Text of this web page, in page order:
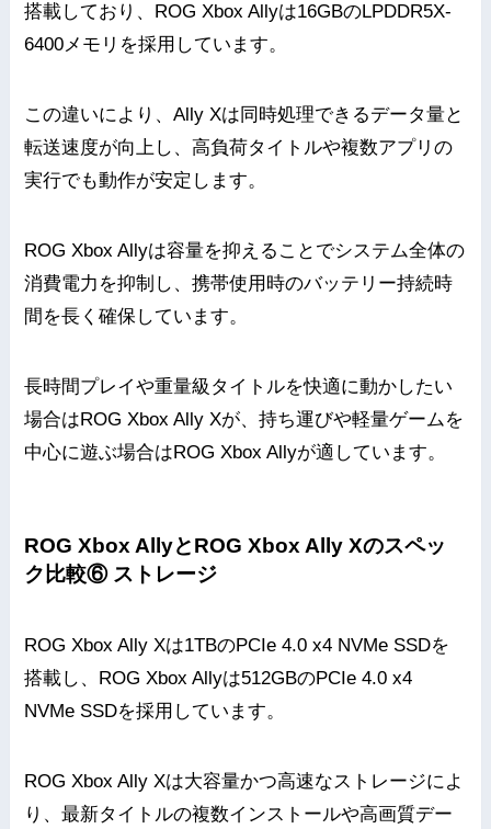
搭載しており、ROG Xbox Allyは16GBのLPDDR5X-
6400メモリを採用しています。
この違いにより、Ally Xは同時処理できるデータ量と
転送速度が向上し、高負荷タイトルや複数アプリの
実行でも動作が安定します。
ROG Xbox Allyは容量を抑えることでシステム全体の
消費電力を抑制し、携帯使用時のバッテリー持続時
間を長く確保しています。
長時間プレイや重量級タイトルを快適に動かしたい
場合はROG Xbox Ally Xが、持ち運びや軽量ゲームを
中心に遊ぶ場合はROG Xbox Allyが適しています。
ROG Xbox AllyとROG Xbox Ally Xのスペッ
ク比較⑥ ストレージ
ROG Xbox Ally Xは1TBのPCIe 4.0 x4 NVMe SSDを
搭載し、ROG Xbox Allyは512GBのPCIe 4.0 x4
NVMe SSDを採用しています。
ROG Xbox Ally Xは大容量かつ高速なストレージによ
り、最新タイトルの複数インストールや高画質デー